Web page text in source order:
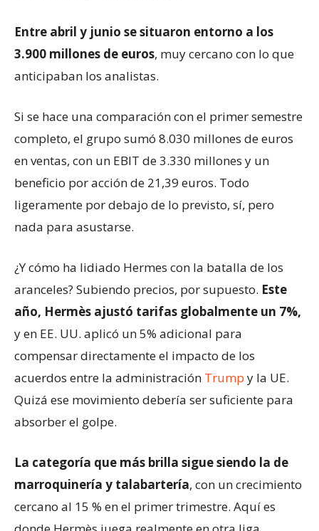
Entre abril y junio se situaron entorno a los
3.900 millones de euros, muy cercano con lo que
anticipaban los analistas.
Si se hace una comparación con el primer semestre
completo, el grupo sumó 8.030 millones de euros
en ventas, con un EBIT de 3.330 millones y un
beneficio por acción de 21,39 euros. Todo
ligeramente por debajo de lo previsto, sí, pero
nada para asustarse.
¿Y cómo ha lidiado Hermes con la batalla de los
aranceles? Subiendo precios, por supuesto. Este
año, Hermès ajustó tarifas globalmente un 7%,
y en EE. UU. aplicó un 5% adicional para
compensar directamente el impacto de los
acuerdos entre la administración Trump y la UE.
Quizá ese movimiento debería ser suficiente para
absorber el golpe.
La categoría que más brilla sigue siendo la de
marroquinería y talabartería, con un crecimiento
cercano al 15 % en el primer trimestre. Aquí es